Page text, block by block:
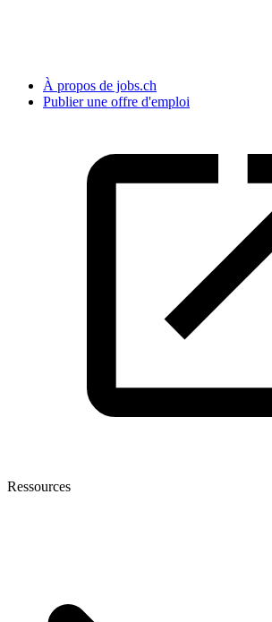
À propos de jobs.ch
Publier une offre d'emploi
Ressources